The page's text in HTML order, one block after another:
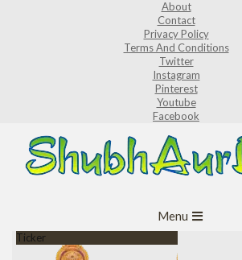
About
Contact
Privacy Policy
Terms And Conditions
Twitter
Instagram
Pinterest
Youtube
Facebook
Navigation
Menu
Ticker